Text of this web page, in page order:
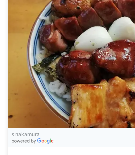
s nakamura